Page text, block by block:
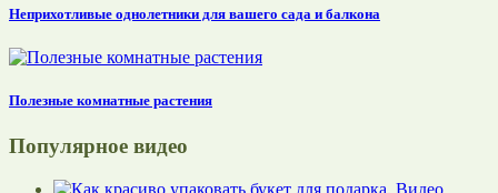
Неприхотливые однолетники для вашего сада и балкона
Полезные комнатные растения
Популярное видео